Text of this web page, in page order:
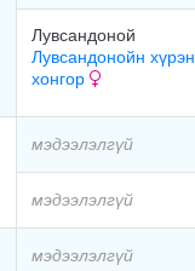
Лувсандоной
Лувсандонойн хүрэн
хонгор
мэдээлэлгүй
мэдээлэлгүй
мэдээлэлгүй